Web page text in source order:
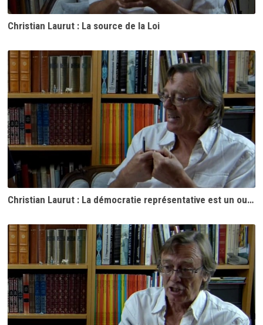
Christian Laurut : La source de la Loi
Christian Laurut : La démocratie représentative est un outil du capitalisme croissant